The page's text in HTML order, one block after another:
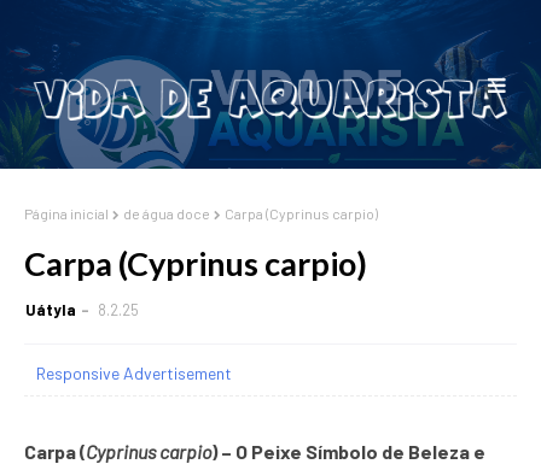
Página inicial de água doce Carpa (Cyprinus carpio)
Carpa (Cyprinus carpio)
Uátyla 8.2.25
Responsive Advertisement
Carpa (Cyprinus carpio) – O Peixe Símbolo de Beleza e